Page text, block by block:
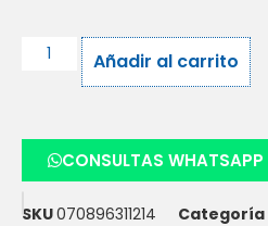
Añadir al carrito
CONSULTAS WHATSAPP
SKU070896311214 Categoría